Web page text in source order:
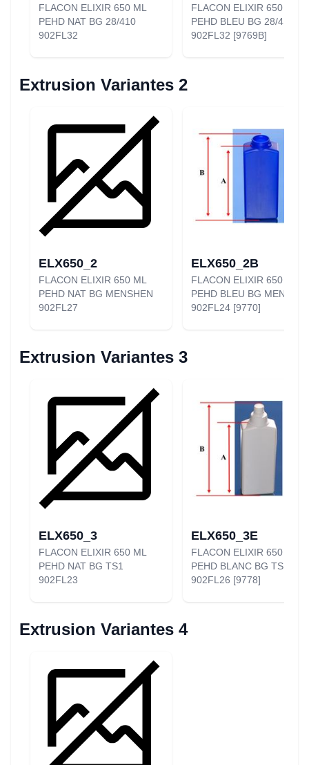
FLACON ELIXIR 650 ML
PEHD NAT BG 28/410
902FL32
FLACON ELIXIR 650 ML
PEHD BLEU BG 28/410
902FL32 [9769B]
Extrusion Variantes 2
ELX650_2
FLACON ELIXIR 650 ML
PEHD NAT BG MENSHEN
902FL27
ELX650_2B
FLACON ELIXIR 650 ML
PEHD BLEU BG
902FL24 [9770]
Extrusion Variantes 3
ELX650_3
FLACON ELIXIR 650 ML
PEHD NAT BG TS1
902FL23
ELX650_3E
FLACON ELIXIR 650 ML
PEHD BLANC BG TS1
902FL26 [9778]
Extrusion Variantes 4